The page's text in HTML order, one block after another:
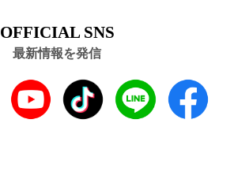
OFFICIAL SNS
最新情報を発信